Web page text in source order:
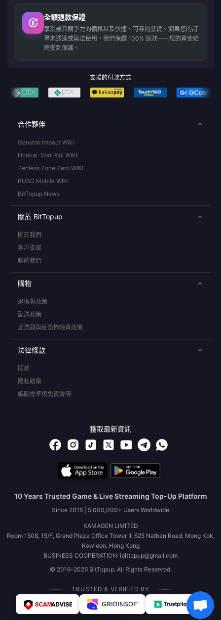
全額退款保證
享受最具競爭力的價格以及快速、可靠的發貨。如果您的訂
單未送達或無法使用，我們保證 100% 退款——您的資金始
終受到保護。
支援的付款方式
合作夥伴
Genshin Impact Wiki
Honkai: Star Rail WIKI
Zenless Zone Zero WIKI
PUBG Mobile WIKI
BitTopup News
關於 BitTopup
關於我們
客戶支援
聯絡我們
購物
退換貨政策
配送政策
反洗錢與反恐怖融資政策
法律條款
服務
隱私政策
編輯標準與免責聲明
獲取最新資訊
10 Years Trusted Game & Live Streaming Top-Up Platform
Since 2016 | 5,000,000+ Users Worldwide
KAMAGEN LIMITED
Room 1508, 15/F, Grand Plaza Office Tower II, 625 Nathan Road, Mong Kok,
Kowloon, Hong Kong
BUSINESS COOPERATION: ibittopup@gmail.com
© 2016-2026 BitTopup. All Rights Reserved.
TRUSTED & VERIFIED BY